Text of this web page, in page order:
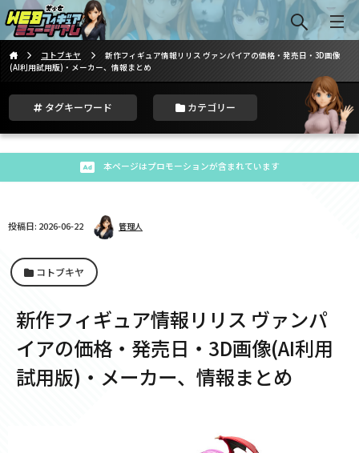
コトブキヤ
新作フィギュア情報リリス ヴァンパイアの価格・発売日・3D画像
(AI利用試用版)・メーカー、情報まとめ
タグキーワード カテゴリー
本ページはプロモーションが含まれています
投稿日: 2026-06-22 管理人
コトブキヤ
新作フィギュア情報リリス ヴァンパ
イアの価格・発売日・3D画像(AI利用
試用版)・メーカー、情報まとめ